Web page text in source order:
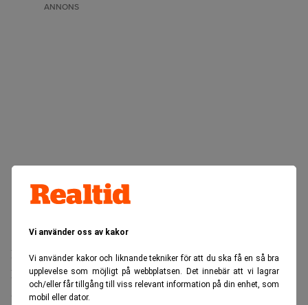
Vi använder oss av kakor
Vi använder kakor och liknande tekniker för att du ska få en så bra
upplevelse som möjligt på webbplatsen. Det innebär att vi lagrar
och/eller får tillgång till viss relevant information på din enhet, som
mobil eller dator.
ANNONS
Bolagen Detaljpartner Stockholm AB och Detaljpartner i
Malmö AB har försatts i konkurs. Därmed stängs de fyra
Sony Center-butiker som bolagen drev.